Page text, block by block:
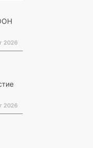
2026
2026